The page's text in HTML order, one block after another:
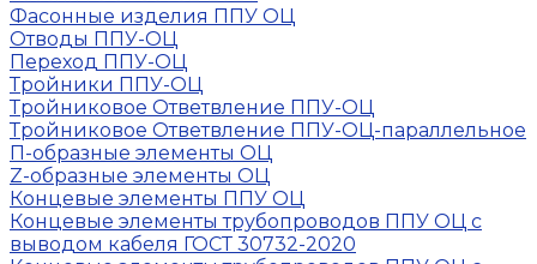
Фасонные изделия ППУ ОЦ
Отводы ППУ-ОЦ
Переход ППУ-ОЦ
Тройники ППУ-ОЦ
Тройниковое Ответвление ППУ-ОЦ
Тройниковое Ответвление ППУ-ОЦ-параллельное
П-образные элементы ОЦ
Z-образные элементы ОЦ
Концевые элементы ППУ ОЦ
Концевые элементы трубопроводов ППУ ОЦ с
выводом кабеля ГОСТ 30732-2020